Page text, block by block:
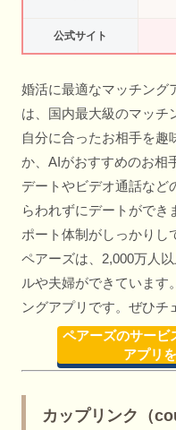
公式サイト
婚活に最適なマッチング
は、国内最大級のマッチ
自分に合ったお相手を趣
か、AIがおすすめのお相
デートやビデオ通話など
らわれずにデートができ
ポート体制がしっかりし
ペアーズは、2,000万人
ルや夫婦ができています
ングアプリです。ぜひチ
ペアーズのサービ
アプリ
カップリンク（